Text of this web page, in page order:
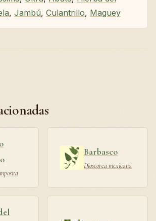
, Jambú, Culantrillo, Maguey
Barbasco
Dioscorea mexicana